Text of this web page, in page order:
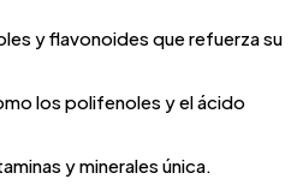
y flavonoides que refuerza su
los polifenoles y el ácido
y minerales única.